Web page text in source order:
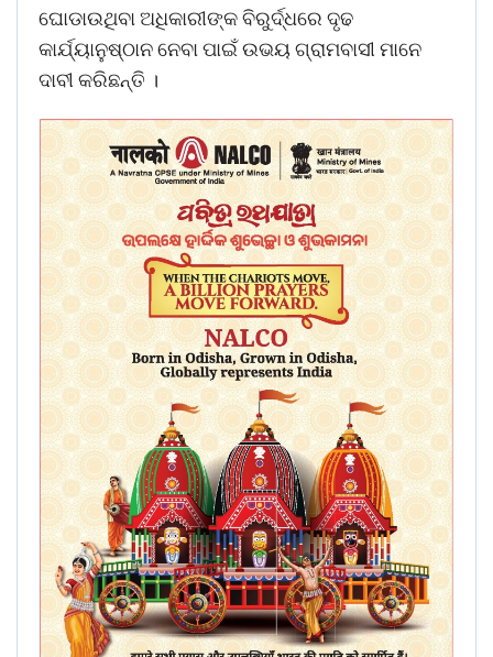
ଘୋଡାଉଥିବା ଅଧିକାରୀଙ୍କ ବିରୁର୍ଦ୍ଧରେ ଦୃଢ
କାର୍ଯ୍ୟାନୁଷ୍ଠାନ ନେବା ପାଇଁ ଉଭୟ ଗ୍ରାମବାସୀ ମାନେ
ଦାବୀ କରିଛନ୍ତି ।